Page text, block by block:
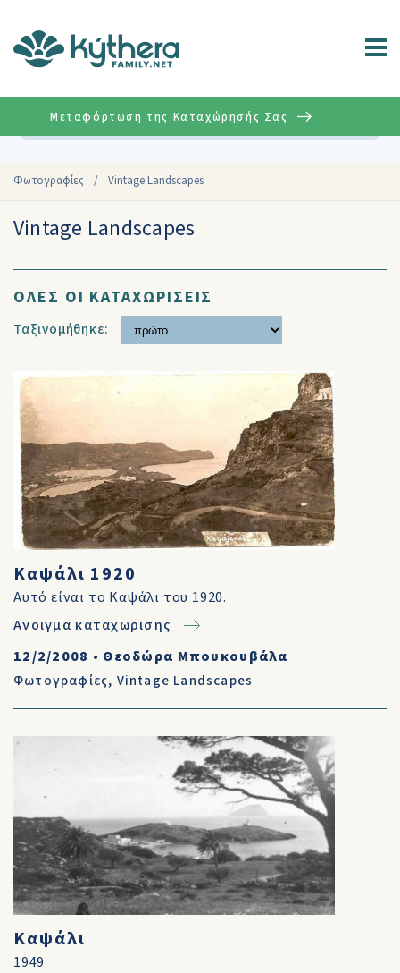
Φωτογραφίες / Vintage Landscapes
Μεταφόρτωση της Καταχώρησής Σας
Vintage Landscapes
ΟΛΕΣ ΟΙ ΚΑΤΑΧΩΡΙΣΕΙΣ
Ταξινομήθηκε:
Καψάλι 1920
Αυτό είναι το Καψάλι του 1920.
Ανοιγμα καταχωρισης
12/2/2008 • Θεοδώρα Μπουκουβάλα
Φωτογραφίες, Vintage Landscapes
Καψάλι
1949